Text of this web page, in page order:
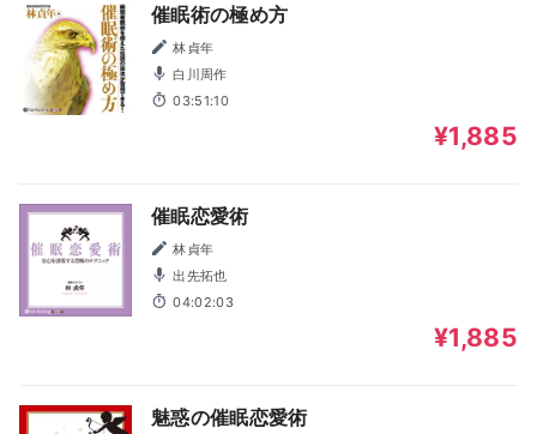
催眠術の極め方
林貞年
白川周作
03:51:10
¥1,885
催眠恋愛術
林貞年
出先拓也
04:02:03
¥1,885
魅惑の催眠恋愛術